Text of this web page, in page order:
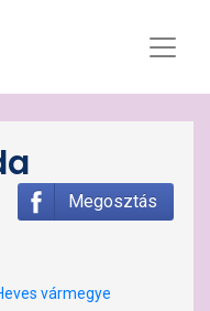
Megosztás
vármegye